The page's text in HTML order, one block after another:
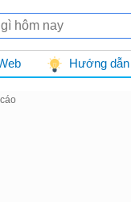
Hướng dẫn